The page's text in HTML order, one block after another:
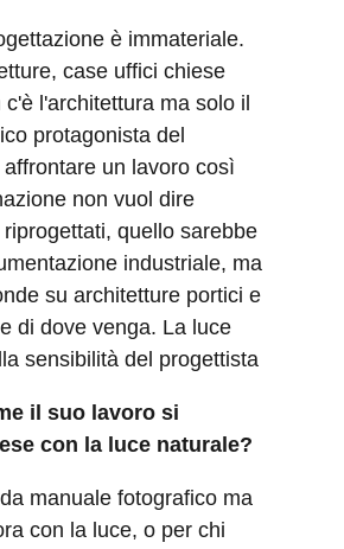
è immateriale.
case uffici chiese
l'architettura ma solo il
protagonista del
un lavoro così
non vuol dire
quello sarebbe
industriale, ma
su architetture portici e
di dove venga. La luce
sensibilità del progettista
il suo lavoro si
con la luce naturale?
manuale fotografico ma
con la luce, o per chi